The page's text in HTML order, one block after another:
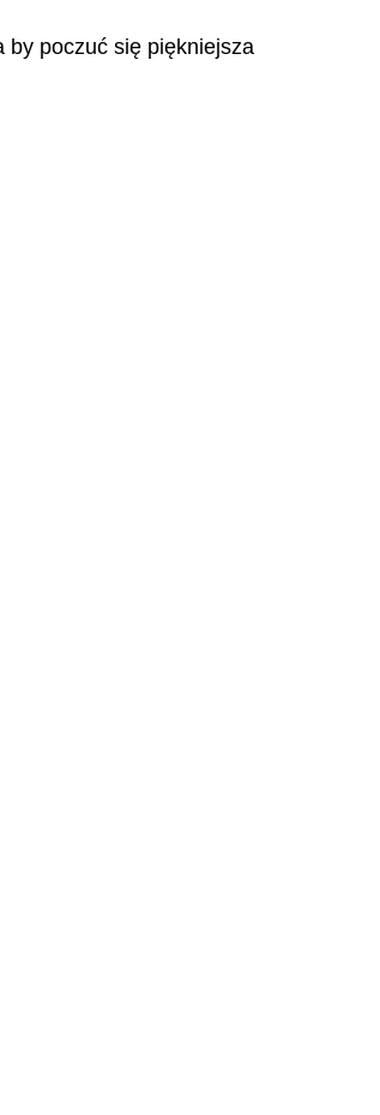
by poczuć się piękniejsza